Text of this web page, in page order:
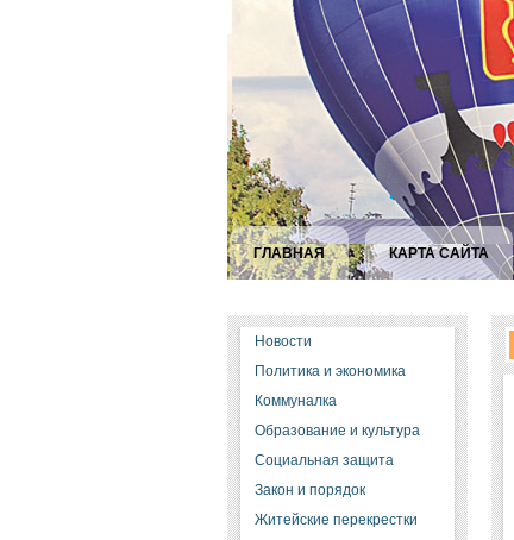
ГЛАВНАЯ КАРТА САЙТА
Новости
Политика и экономика
Коммуналка
Образование и культура
Социальная защита
Закон и порядок
Житейские перекрестки